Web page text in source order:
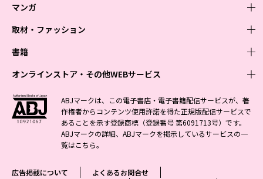
マンガ
少年マンガ
Vジャンプ
最強ジャンプ
少年ジャンプ+
ジャンプTOON
ジャンプルーキー！
青年マンガ
ZEBRACK
S-MANGA
集英社ジャンプリミックス
週刊ヤングジャンプ
少女マンガ
ZEBRACK
S-MANGA
集英社コミック文庫
女性マンガ
ジャンプTOON
集英社コミック文庫
取材・ファッション
ファッション・美容
BAILA
MAQUIA
eclat
芸能・情報・スポーツ
週プレNEWS
週プレ グラジャパ!
書籍
文芸・文庫・総合
小説すばる
集英社 文芸ステーション
web 集英社文庫
学芸・ノンフィクション・新書
1日5分で、明日は変わる よみタイ yomitai
集英社学芸部 - 学芸・ノンフィクション
集英社ビジネス書
ライトノベル・ノベライズ
集英社オレンジ文庫
JUMP j-BOOKS
ダッシュエックス文庫公式サイト
集英社の児童図書 S-KIDS.LAND
オンラインストア・その他WEBサービス
オンラインストア
OTO
SHUEISHA MANGA-ART HERITAGE
ジャンプキャラクターズストア
HAPPY PLUS STORE
その他WEBサービス
集英社アドナビ
集英社エディターズ・ラボ
ABJマークは、この電子書店・電子書籍配信サービスが、著
作権者からコンテンツ使用許諾を得た正規版配信サービスで
あることを示す登録商標（登録番号 第6091713号）です。
ABJマークの詳細、ABJマークを掲示しているサービスの一
覧はこちら。
広告掲載について
よくあるお問合せ